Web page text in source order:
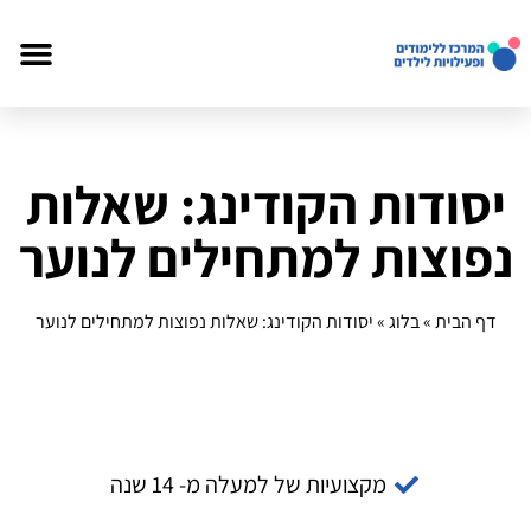
יסודות הקודינג: שאלות
נפוצות למתחילים לנוער
דף הבית»בלוג»יסודות הקודינג: שאלות נפוצות למתחילים לנוער
מקצועיות של למעלה מ- 14 שנה